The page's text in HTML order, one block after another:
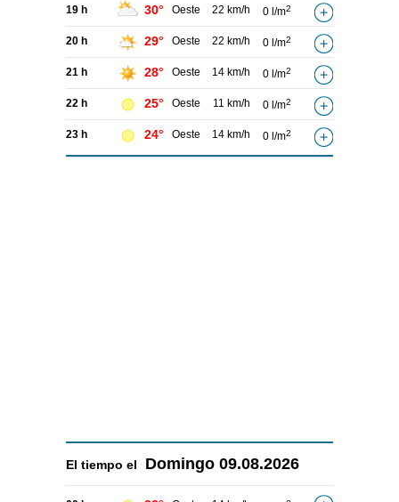
19 h 30° Oeste 22 km/h 0 l/m2
20 h 29° Oeste 22 km/h 0 l/m2
21 h 28° Oeste 14 km/h 0 l/m2
22 h 25° Oeste 11 km/h 0 l/m2
23 h 24° Oeste 14 km/h 0 l/m2
El tiempo el Domingo 09.08.2026